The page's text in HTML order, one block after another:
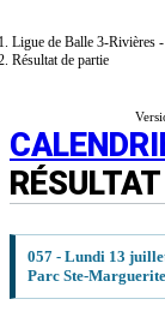
Ligue de Balle 3-
Résultat de partie
057 - Lundi 13
Parc Ste-Marguerite